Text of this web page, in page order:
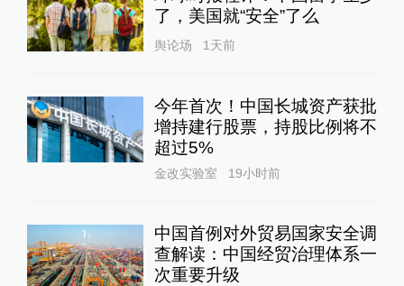
了，美国就“安全”了么
舆论场 1天前
今年首次！中国长城资产获批
增持建行股票，持股比例将不
超过5%
金改实验室 19小时前
中国首例对外贸易国家安全调
查解读：中国经贸治理体系一
次重要升级